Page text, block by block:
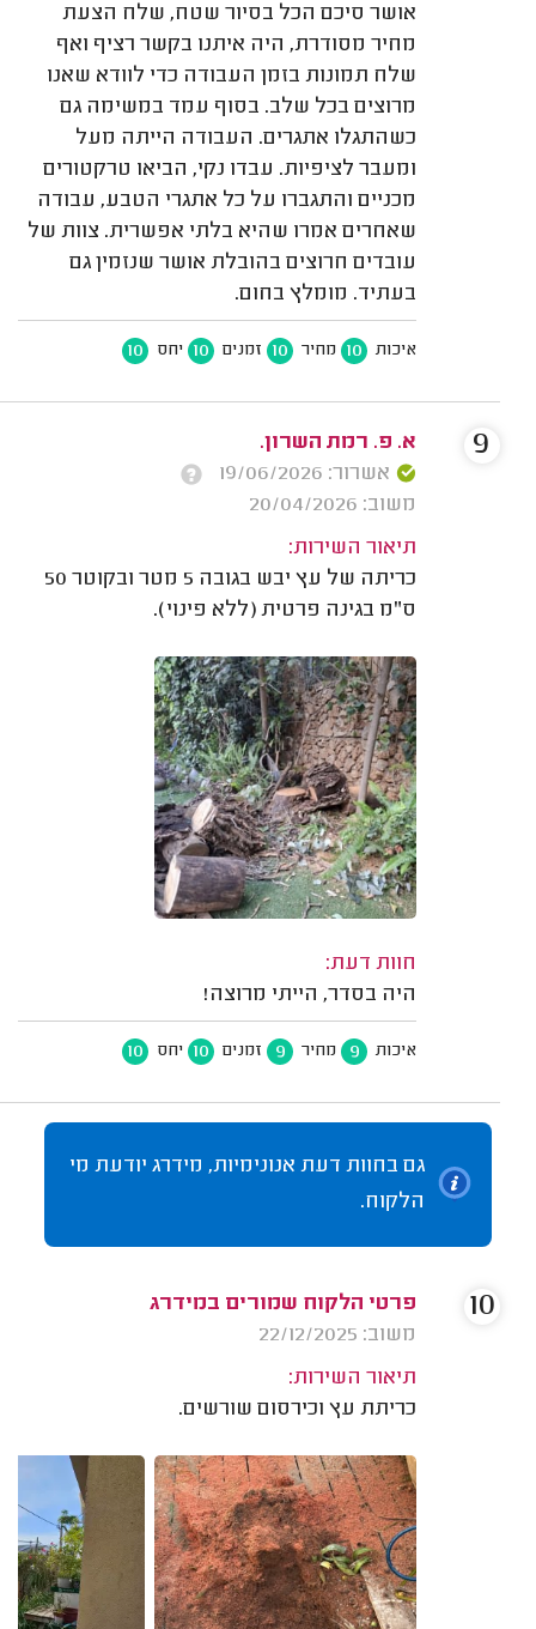
אושר סיכם הכל בסיור שטח, שלח הצעת
מחיר מסודרת, היה איתנו בקשר רציף ואף
שלח תמונות בזמן העבודה כדי לוודא שאנו
מרוצים בכל שלב. בסוף עמד במשימה גם
כשהתגלו אתגרים. העבודה הייתה מעל
ומעבר לציפיות. עבדו נקי, הביאו טרקטורים
מכניים והתגברו על כל אתגרי הטבע, עבודה
שאחרים אמרו שהיא בלתי אפשרית. צוות של
עובדים חרוצים בהובלת אושר שנזמין גם
בעתיד. מומלץ בחום.
איכות 10 מחיר 10 זמנים 10 יחס 10
א. פ. רמת השרון.
אשרור: 19/06/2026
משוב: 20/04/2026
תיאור השירות:
כריתה של עץ יבש בגובה 5 מטר ובקוטר 50
ס"מ בגינה פרטית (ללא פינוי).
חוות דעת:
היה בסדר, הייתי מרוצה!
איכות 9 מחיר 9 זמנים 10 יחס 10
9
גם בחוות דעת אנונימיות, מידרג יודעת מי
הלקוח.
פרטי הלקוח שמורים במידרג
משוב: 22/12/2025
תיאור השירות:
כריתת עץ וכירסום שורשים.
10